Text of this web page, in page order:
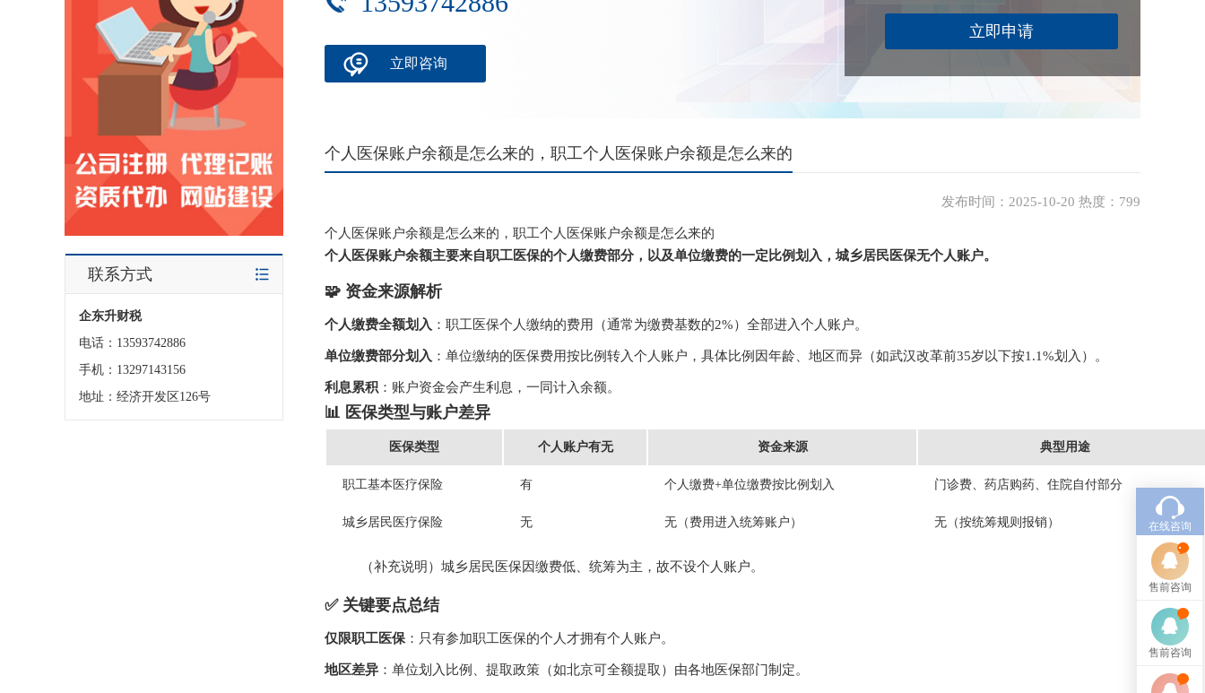
联系方式
企东升财税
电话：13593742886
手机：13297143156
地址：经济开发区126号
立即咨询
个人医保账户余额是怎么来的，职工个人医保账户余额是怎么来的
发布时间：2025-10-20 热度：799
个人医保账户余额是怎么来的，职工个人医保账户余额是怎么来的
个人医保账户余额主要来自职工医保的个人缴费部分，以及单位缴费的一定比例划入，城乡居民医保无个人账户。
🧩 资金来源解析
个人缴费全额划入 ：职工医保个人缴纳的费用（通常为缴费基数的2%）全部进入个人账户。
单位缴费部分划入 ：单位缴纳的医保费用按比例转入个人账户，具体比例因年龄、地区而异（如武汉改革前35岁以下按1.1%划入）。
利息累积 ：账户资金会产生利息，一同计入余额。
📊 医保类型与账户差异
医保类型 个人账户有无 资金来源 典型用途
职工基本医疗保险 有 个人缴费+单位缴费按比例划入 门诊费、药店购药、住院自付部分
城乡居民医疗保险 无 无（费用进入统筹账户） 无（按统筹规则报销）
（补充说明）城乡居民医保因缴费低、统筹为主，故不设个人账户。
✅ 关键要点总结
仅限职工医保 ：只有参加职工医保的个人才拥有个人账户。
地区差异 ：单位划入比例、提取政策（如北京可全额提取）由各地医保部门制定。
在线咨询
售前咨询
售前咨询